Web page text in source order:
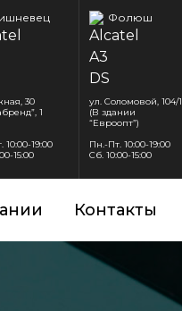
30
1
10:00-19:00
15:00
Фолюш
ул. Соломовой, 104/1
(В здании
“Евроопт”)
Пн.-Пт. 10:00-19:00
Сб. 10:00-15:00
Контакты